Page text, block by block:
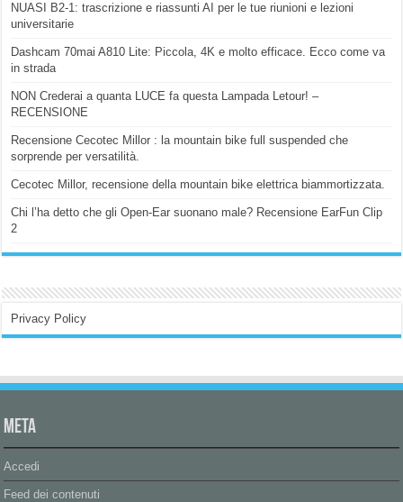
NUASI B2-1: trascrizione e riassunti AI per le tue riunioni e lezioni
universitarie
Dashcam 70mai A810 Lite: Piccola, 4K e molto efficace. Ecco come va
in strada
NON Crederai a quanta LUCE fa questa Lampada Letour! –
RECENSIONE
Recensione Cecotec Millor : la mountain bike full suspended che
sorprende per versatilità.
Cecotec Millor, recensione della mountain bike elettrica biammortizzata.
Chi l’ha detto che gli Open-Ear suonano male? Recensione EarFun Clip
2
Privacy Policy
Meta
Accedi
Feed dei contenuti